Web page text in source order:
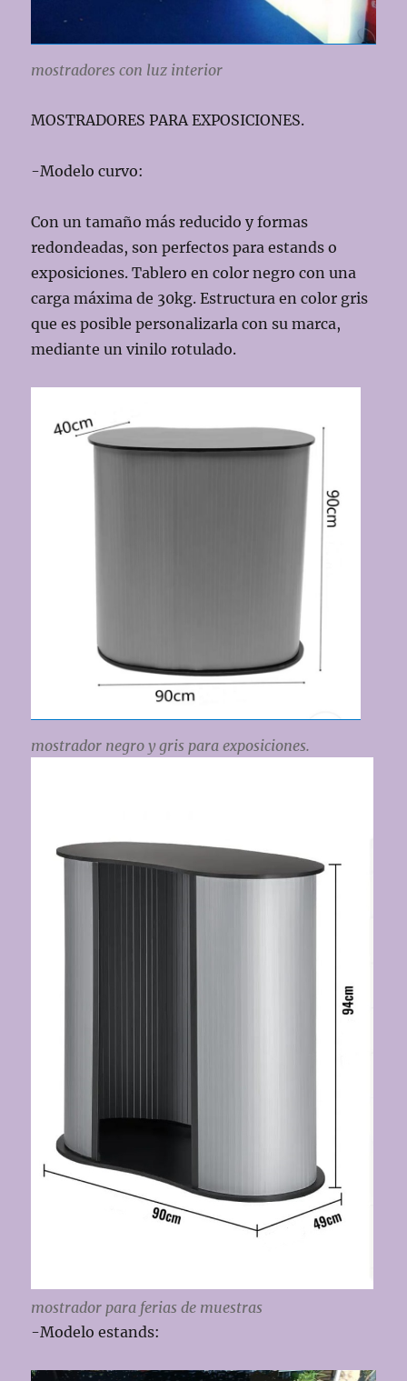
mostradores con luz interior
MOSTRADORES PARA EXPOSICIONES.
-Modelo curvo:
Con un tamaño más reducido y formas
redondeadas, son perfectos para estands o
exposiciones. Tablero en color negro con una
carga máxima de 30kg. Estructura en color gris
que es posible personalizarla con su marca,
mediante un vinilo rotulado.
mostrador negro y gris para exposiciones.
mostrador para ferias de muestras
-Modelo estands: